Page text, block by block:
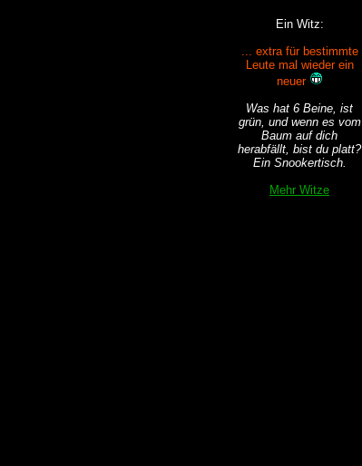
Ein Witz:
... extra für bestimmte
Leute mal wieder ein
neuer
Was hat 6 Beine, ist
grün, und wenn es vom
Baum auf dich
herabfällt, bist du platt?
Ein Snookertisch.
Mehr Witze